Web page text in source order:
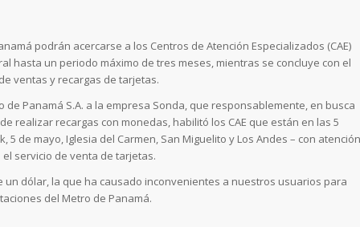
podrán acercarse a los Centros de Atención Especializados (CAE)
hasta un periodo máximo de tres meses, mientras se concluye con el
ventas y recargas de tarjetas.
Panamá S.A. a la empresa Sonda, que responsablemente, en busca
realizar recargas con monedas, habilitó los CAE que están en las 5
de mayo, Iglesia del Carmen, San Miguelito y Los Andes – con atención
servicio de venta de tarjetas.
dólar, la que ha causado inconvenientes a nuestros usuarios para
del Metro de Panamá.